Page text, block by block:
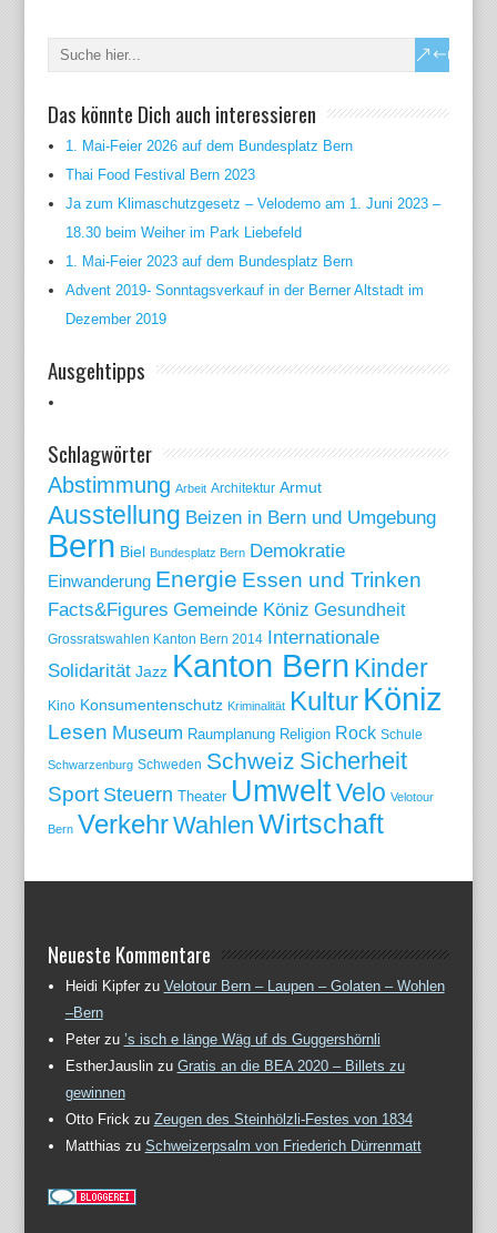
Das könnte Dich auch interessieren
1. Mai-Feier 2026 auf dem Bundesplatz Bern
Thai Food Festival Bern 2023
Ja zum Klimaschutzgesetz – Velodemo am 1. Juni 2023 –
18.30 beim Weiher im Park Liebefeld
1. Mai-Feier 2023 auf dem Bundesplatz Bern
Advent 2019- Sonntagsverkauf in der Berner Altstadt im
Dezember 2019
Ausgehtipps
Schlagwörter
Abstimmung Arbeit Architektur Armut
Ausstellung Beizen in Bern und Umgebung
Bern Biel Bundesplatz Bern Demokratie
Einwanderung Energie Essen und Trinken
Facts&Figures Gemeinde Köniz Gesundheit
Grossratswahlen Kanton Bern 2014
Internationale
Solidarität Jazz Kanton Bern Kinder
Kino Konsumentenschutz Kriminalität Kultur Köniz
Lesen Museum Raumplanung Religion Rock Schule
Schwarzenburg Schweden Schweiz Sicherheit
Sport Steuern Theater UmweltVelo Velotour
Bern VerkehrWahlen Wirtschaft
Neueste Kommentare
Heidi Kipferzu Velotour Bern – Laupen – Golaten – Wohlen
–Bern
Peterzu ’s isch e länge Wäg uf ds Guggershörnli
EstherJauslinzu Gratis an die BEA 2020 – Billets zu
gewinnen
Otto Frickzu Zeugen des Steinhölzli-Festes von 1834
Matthias zu Schweizerpsalm von Friederich Dürrenmatt